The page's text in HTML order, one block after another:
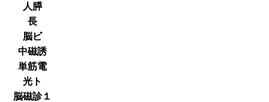
人膵
長
脳ビ
中磁誘
単筋電
光ト
脳磁診１